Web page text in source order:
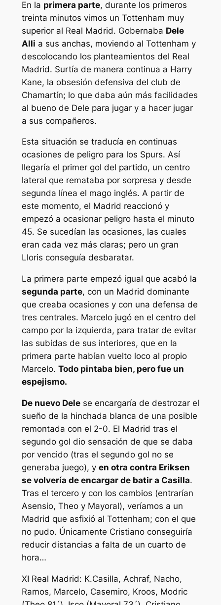
En la primera parte, durante los primeros
treinta minutos vimos un Tottenham muy
superior al Real Madrid. Gobernaba Dele
Alli a sus anchas, moviendo al Tottenham y
descolocando los planteamientos del Real
Madrid. Surtía de manera continua a Harry
Kane, la obsesión defensiva del club de
Chamartín; lo que daba aún más facilidades
al bueno de Dele para jugar y a hacer jugar
a sus compañeros.
Esta situación se traducía en continuas
ocasiones de peligro para los Spurs. Así
llegaría el primer gol del partido, un centro
lateral que remataba por sorpresa y desde
segunda línea el mago inglés. A partir de
este momento, el Madrid reaccionó y
empezó a ocasionar peligro hasta el minuto
45. Se sucedían las ocasiones, las cuales
eran cada vez más claras; pero un gran
Lloris conseguía desbaratar.
La primera parte empezó igual que acabó la
segunda parte, con un Madrid dominante
que creaba ocasiones y con una defensa de
tres centrales. Marcelo jugó en el centro del
campo por la izquierda, para tratar de evitar
las subidas de sus interiores, que en la
primera parte habían vuelto loco al propio
Marcelo. Todo pintaba bien, pero fue un
espejismo.
De nuevo Delese encargaría de destrozar el
sueño de la hinchada blanca de una posible
remontada con el 2-0. El Madrid tras el
segundo gol dio sensación de que se daba
por vencido (tras el segundo gol no se
generaba juego), y en otra contra Eriksen
se volvería de encargar de batir a Casilla.
Tras el tercero y con los cambios (entrarían
Asensio, Theo y Mayoral), veríamos a un
Madrid que asfixió al Tottenham; con el que
no pudo. Únicamente Cristiano conseguiría
reducir distancias a falta de un cuarto de
hora…
XI Real Madrid: K.Casilla, Achraf, Nacho,
Ramos, Marcelo, Casemiro, Kroos, Modric